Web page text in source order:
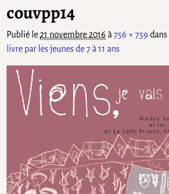
couvpp14
Publié le 21 novembre 2016 à756 × 759 dans
livre par les jeunes de 7 à 11 ans